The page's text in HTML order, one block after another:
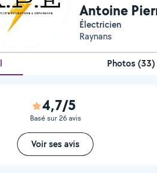
Antoine
Électricien
Raynans
Photos (33)
4,7/5
Basé sur 26 avis
Voir ses avis